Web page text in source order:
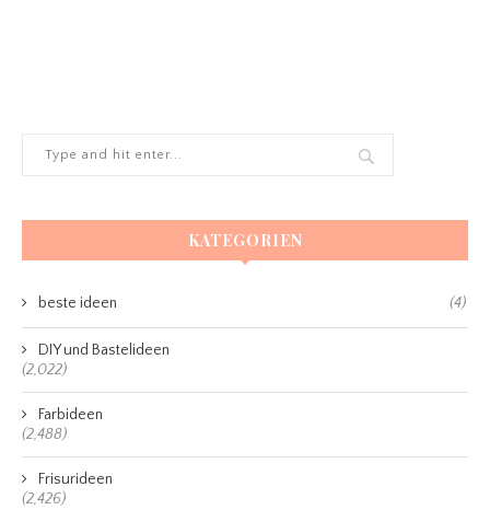
KATEGORIEN
beste ideen (4)
DIY und Bastelideen
(2,022)
Farbideen
(2,488)
Frisurideen
(2,426)